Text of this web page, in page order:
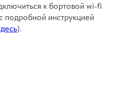
к бортовой wi-fi
подробной инструкцией
).